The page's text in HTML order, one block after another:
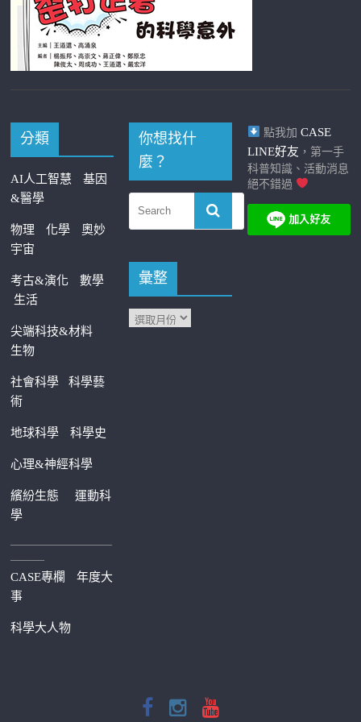
分類
AI人工智慧
基因
&醫學
物理 化學
奧妙
宇宙
考古&演化
數學
生活
尖端科技&材料
生物
社會科學科學藝
術
地球科學 科學史
心理&神經科學
繽紛生態運動科
學
—————————
———
CASE專欄
年度大
事
科學大人物
你想找什
麼？
彙整
點我加 CASE
LINE好友 ，第一手
科普知識、活動消息
絕不錯過